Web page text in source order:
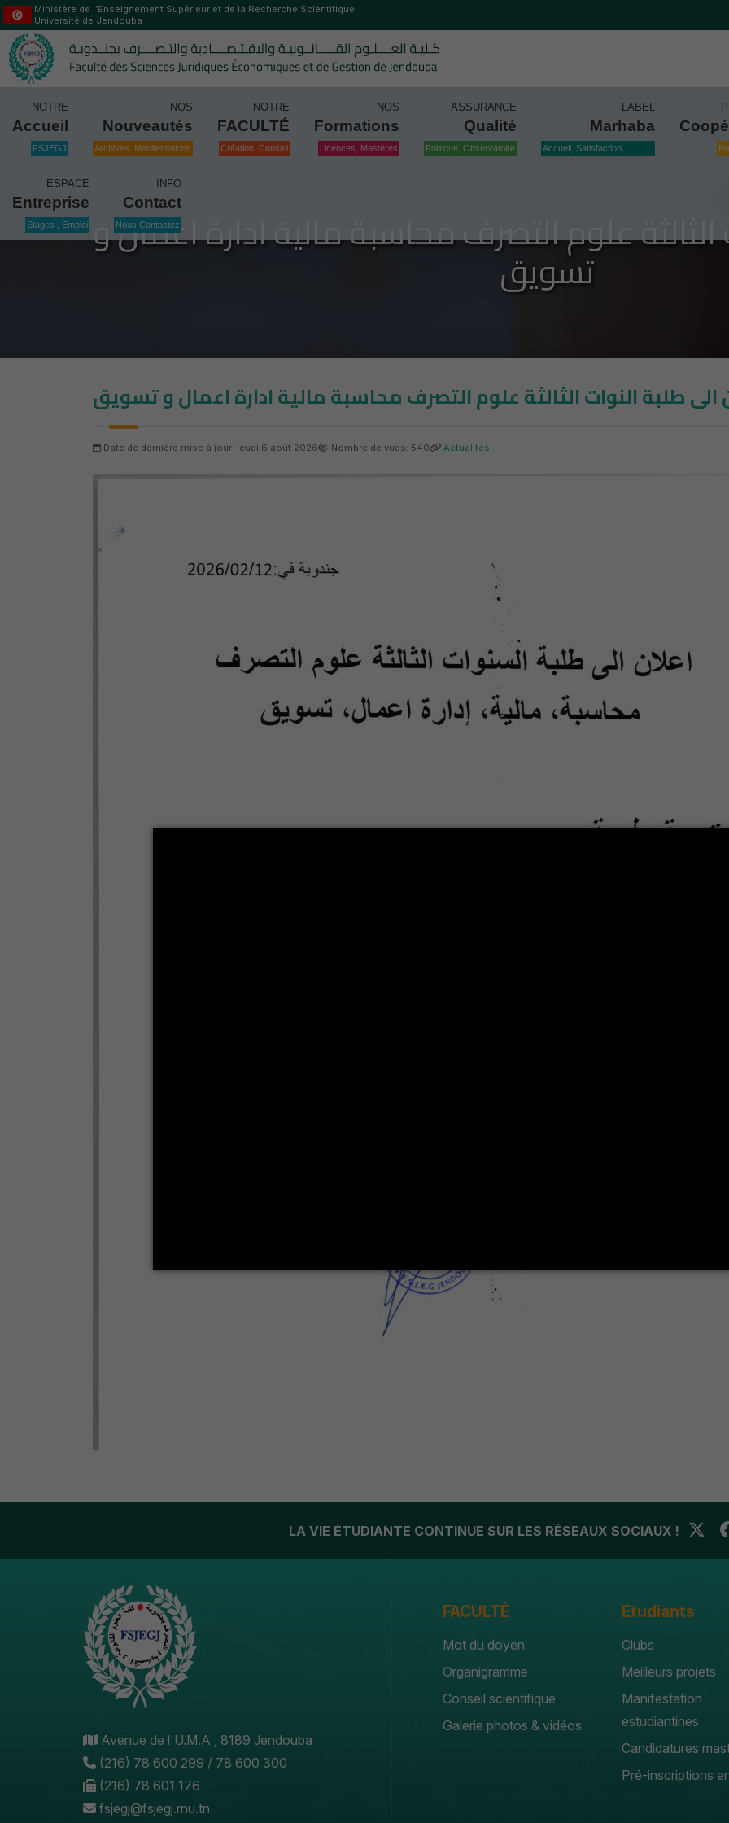
Ministère de l’Enseignement Supérieur et de la Recherche Scientifique
Université de Jendouba
NOTRE
Accueil
FSJEGJ
NOS
Nouveautés
Archives, Manifestations
NOTRE
FACULTÉ
Création, Conseil
NOS
Formations
Licences, Mastères
ASSURANCE
Qualité
Politique, Observatoire
LABEL
Marhaba
Accueil, Satisfaction,
ESPACE
Entreprise
Stages , Emploi
INFO
Contact
Nous Contactez
الثالثة علوم التصرف محاسبة مالية ادارة اعمال و
تسويق
الى طلبة النوات الثالثة علوم التصرف محاسبة مالية ادارة اعمال و تسويق
Date de dernière mise à jour: jeudi 6 août 2026 Nombre de vues: 540 Actualités
LA VIE ÉTUDIANTE CONTINUE SUR LES RÉSEAUX SOCIAUX !
Avenue de l'U.M.A , 8189 Jendouba
(216) 78 600 299 / 78 600 300
(216) 78 601 176
fsjegj@fsjegj.rnu.tn
FACULTÉ
Mot du doyen
Organigramme
Conseil scientifique
Galerie photos & vidéos
Etudiants
Clubs
Meilleurs projets
Manifestation
estudiantines
Candidatures
Pré-inscriptions